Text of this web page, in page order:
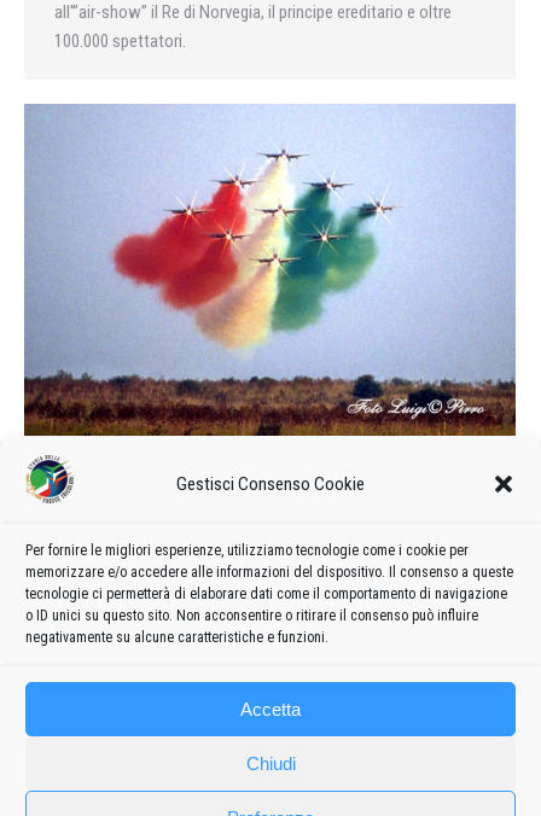
Gestisci Consenso Cookie
Per fornire le migliori esperienze, utilizziamo tecnologie come i cookie per
memorizzare e/o accedere alle informazioni del dispositivo. Il consenso a queste
tecnologie ci permetterà di elaborare dati come il comportamento di navigazione
o ID unici su questo sito. Non acconsentire o ritirare il consenso può influire
negativamente su alcune caratteristiche e funzioni.
Accetta
Chiudi
all'”air-show” il Re di Norvegia, il principe ereditario e oltre
100.000 spettatori.
L’esibizione all’aeroporto di
Amendola
1984 admin8235 22 Giugno 2021 Lascia un commento
Le foto dell’esibizione delle Frecce Tricolori all’aeroporto di
Amendola